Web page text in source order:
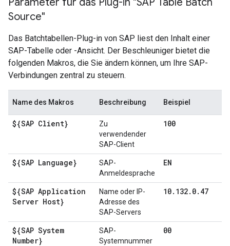
Source"
Das Batchtabellen-Plug-in von SAP liest den Inhalt einer
SAP-Tabelle oder -Ansicht. Der Beschleuniger bietet die
folgenden Makros, die Sie ändern können, um Ihre SAP-
Verbindungen zentral zu steuern.
Name des Makros Beschreibung Beispiel
${SAP Client}
Zu
verwendender
SAP-Client
100
${SAP Language}
SAP-
Anmeldesprache
EN
${SAP Application
Server Host}
Name oder IP-
Adresse des
SAP-Servers
10. 132. 0. 47
${SAP System
Number}
SAP-
Systemnummer
00